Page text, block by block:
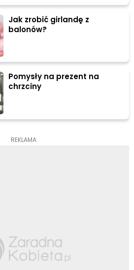
Jak zrobić girlandę z
balonów?
Pomysły na prezent na
chrzciny
REKLAMA